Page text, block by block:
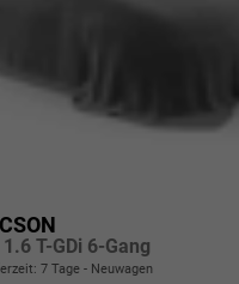
T-GDi 6-Gang
7 Tage Neuwagen